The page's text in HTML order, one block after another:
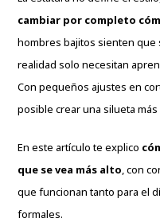
cambiar por completo
hombres bajitos sienten que
realidad solo necesitan
Con pequeños ajustes en
posible crear una silueta
En este artículo te explico
que se vea más alto,con
que funcionan tanto para el
formales.